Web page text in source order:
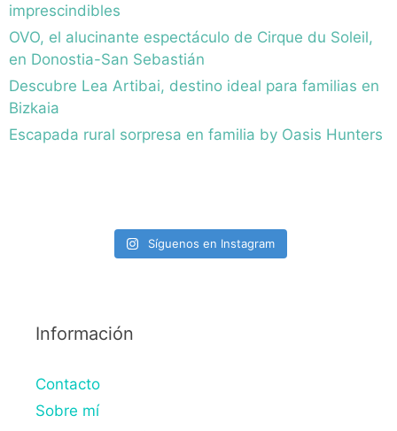
imprescindibles
OVO, el alucinante espectáculo de Cirque du Soleil,
en Donostia-San Sebastián
Descubre Lea Artibai, destino ideal para familias en
Bizkaia
Escapada rural sorpresa en familia by Oasis Hunters
Síguenos en Instagram
Información
Contacto
Sobre mí